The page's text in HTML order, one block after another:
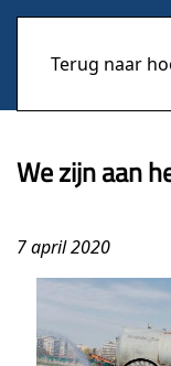
Terug naar
We zijn aan
7 april 2020